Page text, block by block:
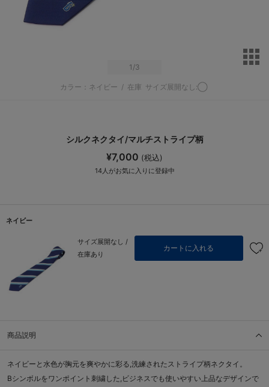
1 /3
カラー：ネイビー / 在庫 サイズ展開なし:◯
シルクネクタイ/マルチストライプ柄
¥7,000 (税込)
14 人がお気に入りに登録中
ネイビー
サイズ展開なし /
在庫あり
カートに入れる
商品説明
ネイビーと水色が胸元を爽やかに彩る,洗練されたストライプ柄ネクタイ。
Bシンボルをワンポイント刺繍した,ビジネスでも使いやすい上品なデザインで